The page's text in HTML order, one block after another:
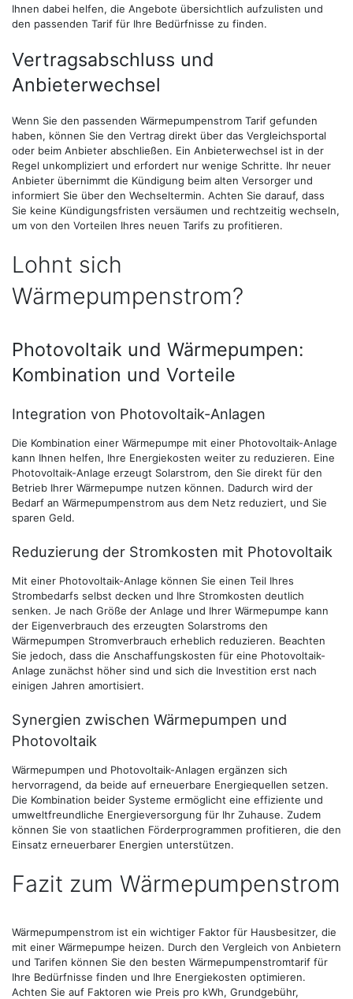
Ihnen dabei helfen, die Angebote übersichtlich aufzulisten und
den passenden Tarif für Ihre Bedürfnisse zu finden.
Vertragsabschluss und
Anbieterwechsel
Wenn Sie den passenden Wärmepumpenstrom Tarif gefunden
haben, können Sie den Vertrag direkt über das Vergleichsportal
oder beim Anbieter abschließen. Ein Anbieterwechsel ist in der
Regel unkompliziert und erfordert nur wenige Schritte. Ihr neuer
Anbieter übernimmt die Kündigung beim alten Versorger und
informiert Sie über den Wechseltermin. Achten Sie darauf, dass
Sie keine Kündigungsfristen versäumen und rechtzeitig wechseln,
um von den Vorteilen Ihres neuen Tarifs zu profitieren.
Lohnt sich
Wärmepumpenstrom?
Photovoltaik und Wärmepumpen:
Kombination und Vorteile
Integration von Photovoltaik-Anlagen
Die Kombination einer Wärmepumpe mit einer Photovoltaik-Anlage
kann Ihnen helfen, Ihre Energiekosten weiter zu reduzieren. Eine
Photovoltaik-Anlage erzeugt Solarstrom, den Sie direkt für den
Betrieb Ihrer Wärmepumpe nutzen können. Dadurch wird der
Bedarf an Wärmepumpenstrom aus dem Netz reduziert, und Sie
sparen Geld.
Reduzierung der Stromkosten mit Photovoltaik
Mit einer Photovoltaik-Anlage können Sie einen Teil Ihres
Strombedarfs selbst decken und Ihre Stromkosten deutlich
senken. Je nach Größe der Anlage und Ihrer Wärmepumpe kann
der Eigenverbrauch des erzeugten Solarstroms den
Wärmepumpen Stromverbrauch erheblich reduzieren. Beachten
Sie jedoch, dass die Anschaffungskosten für eine Photovoltaik-
Anlage zunächst höher sind und sich die Investition erst nach
einigen Jahren amortisiert.
Synergien zwischen Wärmepumpen und
Photovoltaik
Wärmepumpen und Photovoltaik-Anlagen ergänzen sich
hervorragend, da beide auf erneuerbare Energiequellen setzen.
Die Kombination beider Systeme ermöglicht eine effiziente und
umweltfreundliche Energieversorgung für Ihr Zuhause. Zudem
können Sie von staatlichen Förderprogrammen profitieren, die den
Einsatz erneuerbarer Energien unterstützen.
Fazit zum Wärmepumpenstrom
Wärmepumpenstrom ist ein wichtiger Faktor für Hausbesitzer, die
mit einer Wärmepumpe heizen. Durch den Vergleich von Anbietern
und Tarifen können Sie den besten Wärmepumpenstromtarif für
Ihre Bedürfnisse finden und Ihre Energiekosten optimieren.
Achten Sie auf Faktoren wie Preis pro kWh, Grundgebühr,